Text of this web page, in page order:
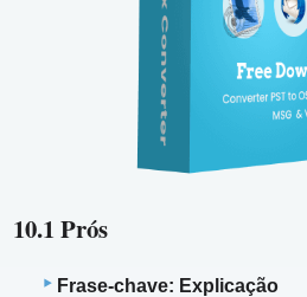
10.1 Prós
Frase-chave: Explicação